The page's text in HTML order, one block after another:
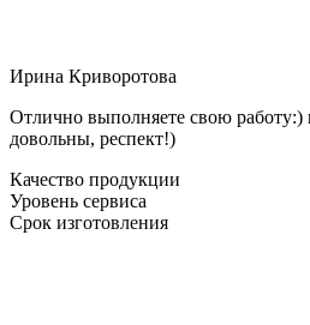
Ирина Криворотова
Отлично выполняете свою работу:)
довольны, респект!)
Качество продукции
Уровень сервиса
Срок изготовления